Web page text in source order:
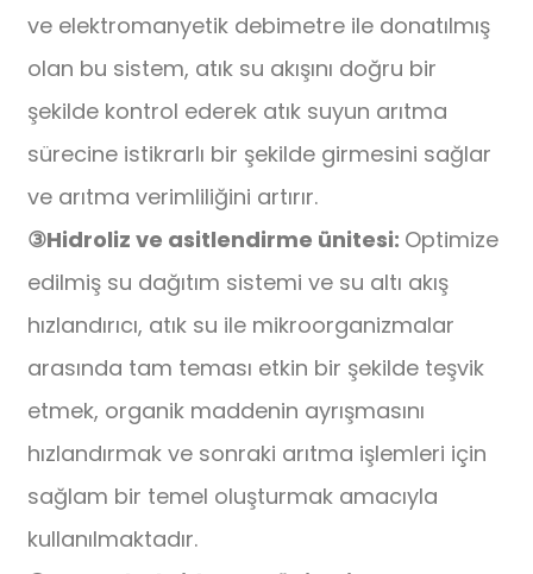
ve elektromanyetik debimetre ile donatılmış
olan bu sistem, atık su akışını doğru bir
şekilde kontrol ederek atık suyun arıtma
sürecine istikrarlı bir şekilde girmesini sağlar
ve arıtma verimliliğini artırır.
③Hidroliz ve asitlendirme ünitesi: Optimize
edilmiş su dağıtım sistemi ve su altı akış
hızlandırıcı, atık su ile mikroorganizmalar
arasında tam teması etkin bir şekilde teşvik
etmek, organik maddenin ayrışmasını
hızlandırmak ve sonraki arıtma işlemleri için
sağlam bir temel oluşturmak amacıyla
kullanılmaktadır.